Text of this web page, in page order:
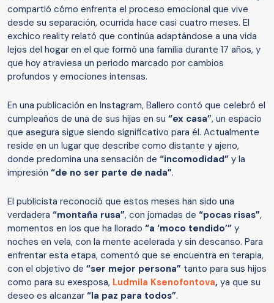
compartió cómo enfrenta el proceso emocional que vive
desde su separación, ocurrida hace casi cuatro meses. El
exchico reality relató que continúa adaptándose a una vida
lejos del hogar en el que formó una familia durante 17 años, y
que hoy atraviesa un periodo marcado por cambios
profundos y emociones intensas.
En una publicación en Instagram, Ballero contó que celebró el
cumpleaños de una de sus hijas en su “ex casa”, un espacio
que asegura sigue siendo significativo para él. Actualmente
reside en un lugar que describe como distante y ajeno,
donde predomina una sensación de “incomodidad” y la
impresión “de no ser parte de nada”.
El publicista reconoció que estos meses han sido una
verdadera “montaña rusa”, con jornadas de “pocas risas”,
momentos en los que ha llorado “a ‘moco tendido’” y
noches en vela, con la mente acelerada y sin descanso. Para
enfrentar esta etapa, comentó que se encuentra en terapia,
con el objetivo de “ser mejor persona” tanto para sus hijos
como para su exesposa, Ludmila Ksenofontova, ya que su
deseo es alcanzar “la paz para todos”.